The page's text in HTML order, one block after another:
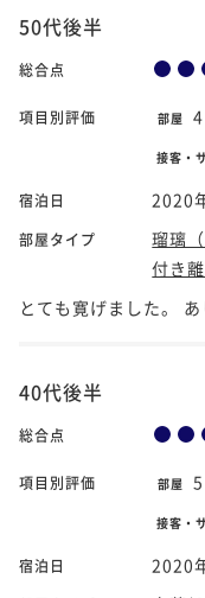
50代後半
総合点
項目別評価 部屋 4
接客・
宿泊日 2020
部屋タイプ
瑠璃
付き
とても寛げました。
40代後半
総合点
項目別評価 部屋 5
接客・
宿泊日 2020